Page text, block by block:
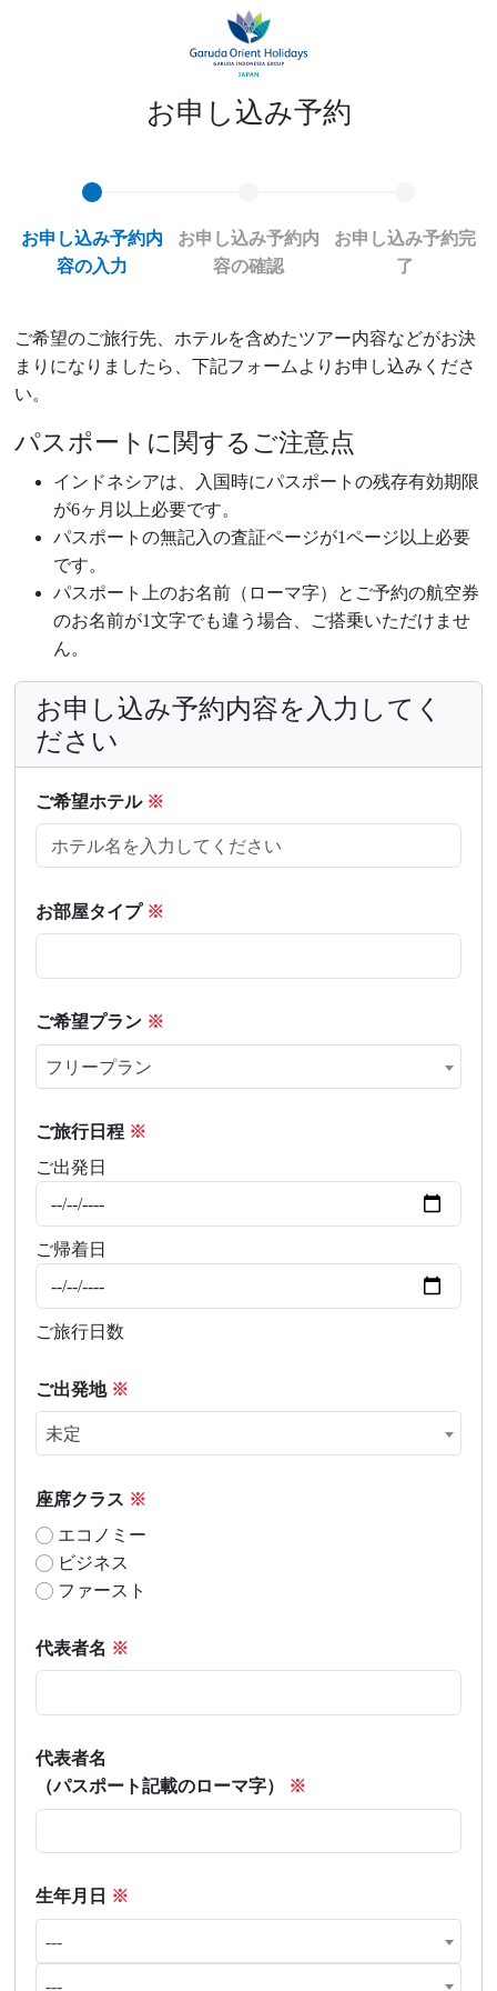
お申し込み予約
お申し込み予約内
容の入力
お申し込み予約内
容の確認
お申し込み予約完
了
ご希望のご旅行先、ホテルを含めたツアー内容などがお決
まりになりましたら、下記フォームよりお申し込みくださ
い。
パスポートに関するご注意点
インドネシアは、入国時にパスポートの残存有効期限
が6ヶ月以上必要です。
パスポートの無記入の査証ページが1ページ以上必要
です。
パスポート上のお名前（ローマ字）とご予約の航空券
のお名前が1文字でも違う場合、ご搭乗いただけませ
ん。
お申し込み予約内容を入力してく
ださい
ご希望ホテル ※
お部屋タイプ ※
ご希望プラン ※
フリープラン
ご旅行日程 ※
ご出発日
ご帰着日
ご旅行日数
ご出発地 ※
未定
座席クラス ※
エコノミー
ビジネス
ファースト
代表者名 ※
代表者名
（パスポート記載のローマ字）
※
生年月日 ※
---
---